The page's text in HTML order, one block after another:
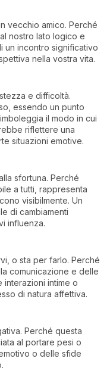
vecchio amico. Perché
nostro lato logico e
un incontro significativo
nella vostra vita.
e difficoltà.
essendo un punto
il modo in cui
riflettere una
situazioni emotive.
sfortuna. Perché
a tutti, rappresenta
visibilmente. Un
di cambiamenti
influenza.
o sta per farlo. Perché
comunicazione e delle
interazioni intime o
di natura affettiva.
Perché questa
al portare pesi o
o delle sfide